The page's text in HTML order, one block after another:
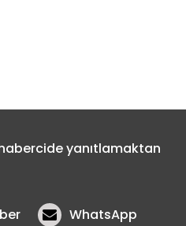
habercide yanıtlamaktan
WhatsApp